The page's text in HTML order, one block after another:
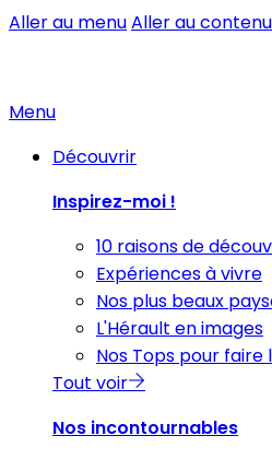
Aller au menuAller au contenu
Menu
Découvrir
Inspirez-moi !
10 raisons de
Expériences à vivre
Nos plus beaux
L'Hérault en images
Nos Tops pour
Tout voir
Nos incontournables